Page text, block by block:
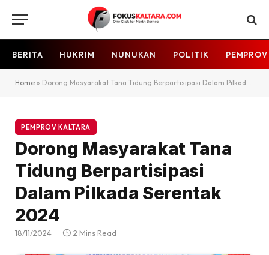
BERITA HUKRIM NUNUKAN POLITIK
Home » Dorong Masyarakat Tana Tidung Berpartisipasi Dalam Pilkada Serentak 2024
PEMPROV KALTARA
Dorong Masyarakat Tana
Tidung Berpartisipasi
Dalam Pilkada Serentak
2024
18/11/2024 2 Mins Read